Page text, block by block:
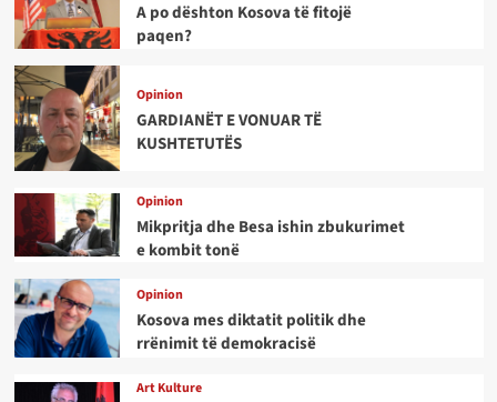
A po dështon Kosova të fitojë
paqen?
Opinion
GARDIANËT E VONUAR TË
KUSHTETUTËS
Opinion
Mikpritja dhe Besa ishin zbukurimet
e kombit tonë
Opinion
Kosova mes diktatit politik dhe
rrënimit të demokracisë
Art Kulture